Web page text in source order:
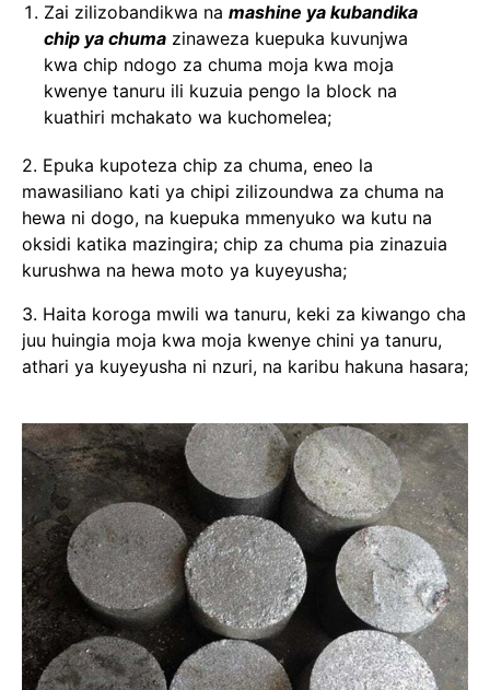
Zai zilizobandikwa na mashine ya kubandika
chip ya chuma zinaweza kuepuka kuvunjwa
kwa chip ndogo za chuma moja kwa moja
kwenye tanuru ili kuzuia pengo la block na
kuathiri mchakato wa kuchomelea;
2. Epuka kupoteza chip za chuma, eneo la
mawasiliano kati ya chipi zilizoundwa za chuma na
hewa ni dogo, na kuepuka mmenyuko wa kutu na
oksidi katika mazingira; chip za chuma pia zinazuia
kurushwa na hewa moto ya kuyeyusha;
3. Haita koroga mwili wa tanuru, keki za kiwango cha
juu huingia moja kwa moja kwenye chini ya tanuru,
athari ya kuyeyusha ni nzuri, na karibu hakuna hasara;